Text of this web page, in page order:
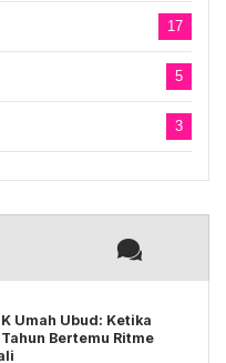
17
5
3
Umah Ubud: Ketika
Bertemu Ritme